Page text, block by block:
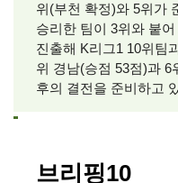
위(부천 확정)와 5위가
승리한 팀이 3위와 붙
진출해 K리그1 10위팀
위 경남(승점 53점)과 6
후의 결전을 준비하고
브리핑10